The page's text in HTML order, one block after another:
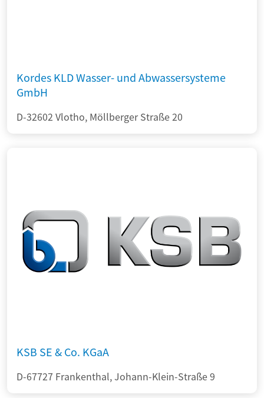
Kordes KLD Wasser- und Abwassersysteme
GmbH
D-32602 Vlotho, Möllberger Straße 20
KSB SE & Co. KGaA
D-67727 Frankenthal, Johann-Klein-Straße 9